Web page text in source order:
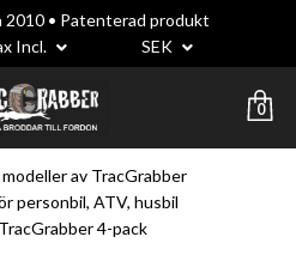
2010 • Patenterad produkt
Incl.
SEK
0
modeller av TracGrabber
personbil, ATV, husbil
4-pack